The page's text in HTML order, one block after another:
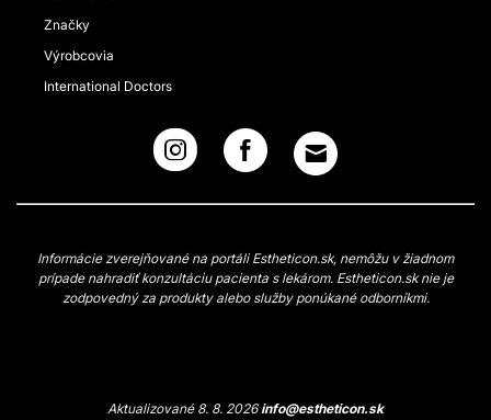
Značky
Výrobcovia
International Doctors
Informácie zverejňované na portáli Estheticon.sk, nemôžu v žiadnom
prípade nahradiť konzultáciu pacienta s lekárom. Estheticon.sk nie je
zodpovedný za produkty alebo služby ponúkané odborníkmi.
Aktualizované 8. 8. 2026info@estheticon.sk